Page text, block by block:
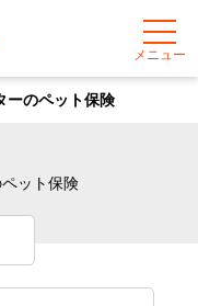
メニュー
ーのペット保険
ット保険